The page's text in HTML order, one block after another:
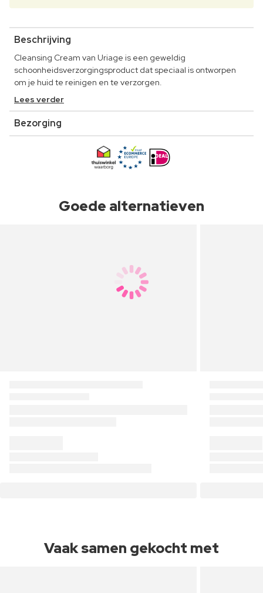
Beschrijving
Cleansing Cream van Uriage is een geweldig
schoonheidsverzorgingsproduct dat speciaal is ontworpen
om je huid te reinigen en te verzorgen.
Lees verder
Bezorging
Goede alternatieven
Vaak samen gekocht met